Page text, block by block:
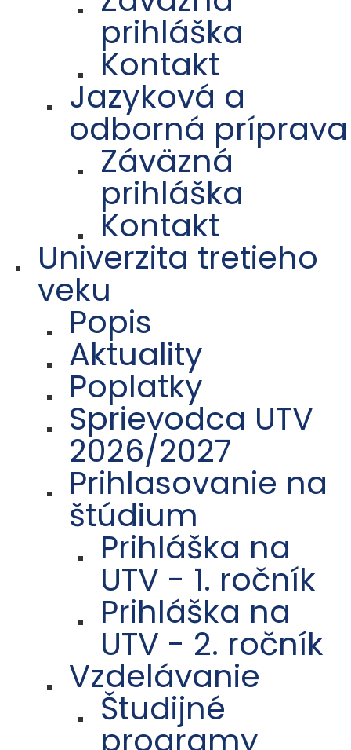
prihláška
Kontakt
Jazyková a
odborná príprava
Záväzná
prihláška
Kontakt
Univerzita tretieho
veku
Popis
Aktuality
Poplatky
Sprievodca UTV
2026/2027
Prihlasovanie na
štúdium
Prihláška na
UTV - 1. ročník
Prihláška na
UTV - 2. ročník
Vzdelávanie
Študijné
programy